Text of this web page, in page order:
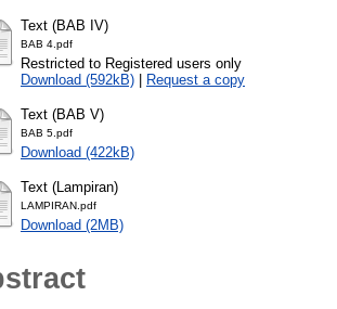
Text (BAB IV)
BAB 4.pdf
Restricted to Registered users only
Download (592kB) | Request a copy
Text (BAB V)
BAB 5.pdf
Download (422kB)
Text (Lampiran)
LAMPIRAN.pdf
Download (2MB)